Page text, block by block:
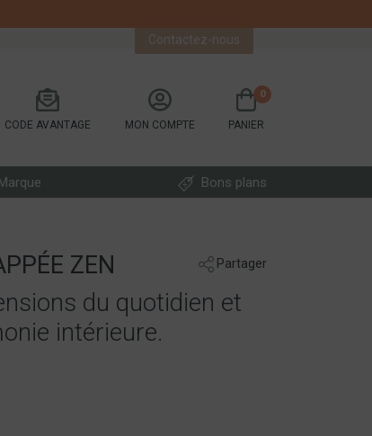
CODE AVANTAGE MON COMPTE PANIER
0
Bons plans
Contactez-nous
Partager
ZEN
du quotidien et
intérieure.
INGRÉDIENTS